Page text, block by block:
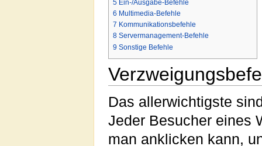
5 Ein-/Ausgabe-Befehle
6 Multimedia-Befehle
7 Kommunikationsbefehle
8 Servermanagement-Befehle
9 Sonstige Befehle
Das allerwichtigste
Jeder Besucher eines
man anklicken kann,